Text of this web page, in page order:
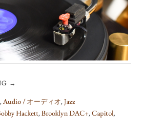
→
,Audio / オーディオ,Jazz
Hackett,Brooklyn DAC+,Capitol,